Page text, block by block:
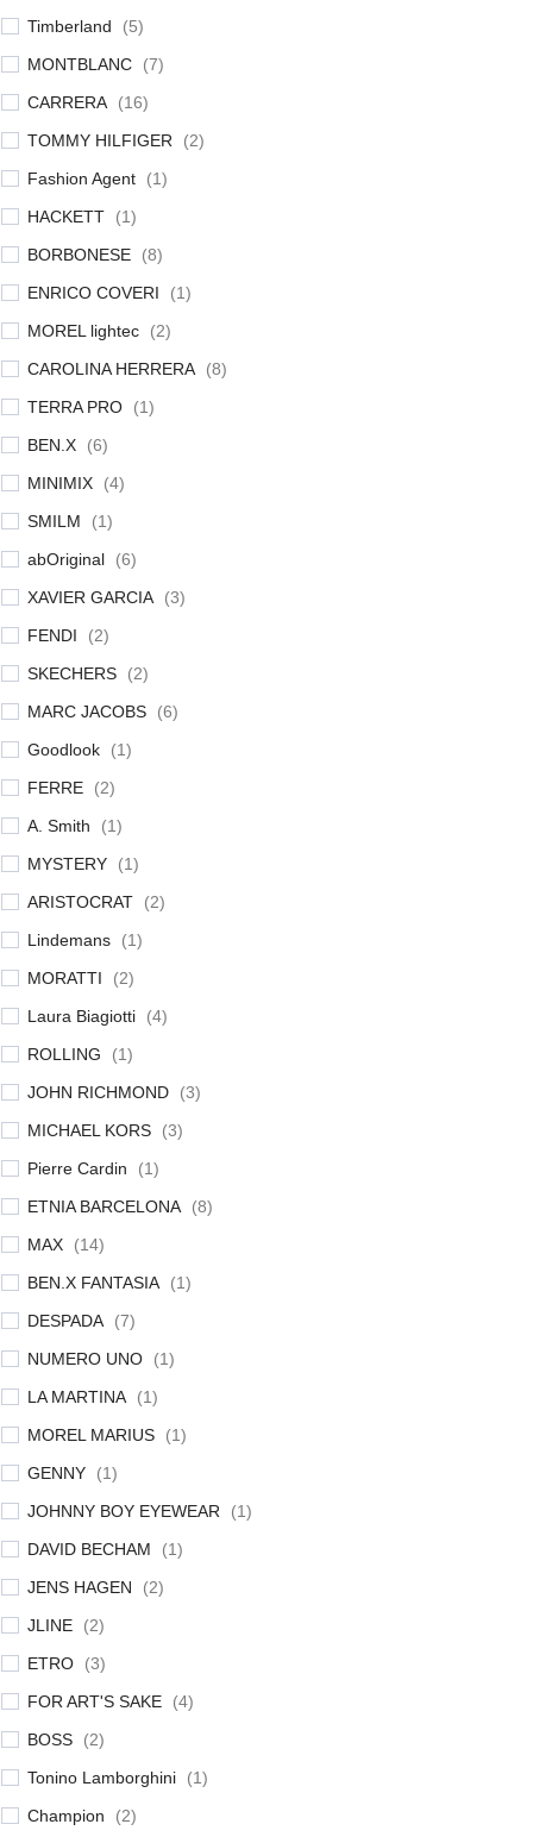
Timberland (5)
MONTBLANC
(7)
CARRERA
(16)
TOMMY HILFIGER
(2)
Fashion Agent
(1)
HACKETT
(1)
BORBONESE
(8)
ENRICO COVERI
(1)
MOREL lightec
(2)
CAROLINA HERRERA
(8)
TERRA PRO
(1)
BEN.X
(6)
MINIMIX
(4)
SMILM
(1)
abOriginal
(6)
XAVIER GARCIA
(3)
FENDI
(2)
SKECHERS
(2)
MARC JACOBS
(6)
Goodlook
(1)
FERRE
(2)
A. Smith
(1)
MYSTERY
(1)
ARISTOCRAT
(2)
Lindemans
(1)
MORATTI
(2)
Laura Biagiotti
(4)
ROLLING
(1)
JOHN RICHMOND
(3)
MICHAEL KORS
(3)
Pierre Cardin
(1)
ETNIA BARCELONA
(8)
MAX
(14)
BEN.X FANTASIA
(1)
DESPADA
(7)
NUMERO UNO
(1)
LA MARTINA
(1)
MOREL MARIUS
(1)
GENNY
(1)
JOHNNY BOY EYEWEAR
(1)
DAVID BECHAM
(1)
JENS HAGEN
(2)
JLINE
(2)
ETRO
(3)
FOR ART'S SAKE
(4)
BOSS
(2)
Tonino Lamborghini
(1)
Champion
(2)